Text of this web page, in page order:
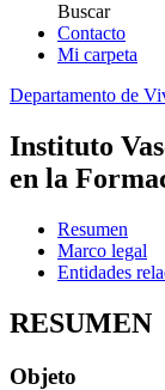
Buscar
Contacto
Mi carpeta
Departamento de
Instituto
en la
Resumen
Marco legal
Entidades
RESUMEN
Objeto